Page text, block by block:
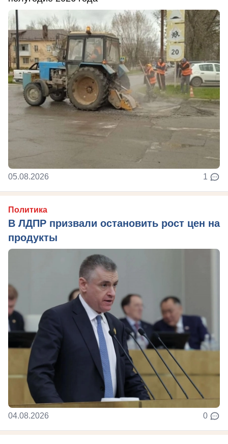
05.08.2026 1
Политика
В ЛДПР призвали остановить рост цен на
продукты
04.08.2026 0